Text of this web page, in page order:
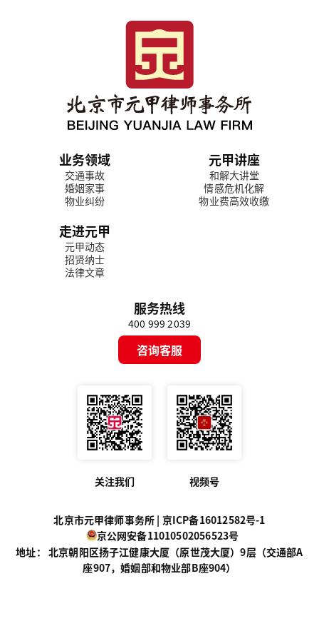
业务领域
交通事故
婚姻家事
物业纠纷
元甲讲座
和解大讲堂
情感危机化解
物业费高效收缴
走进元甲
元甲动态
招贤纳士
法律文章
服务热线
400 999 2039
咨询客服
关注我们 视频号
北京市元甲律师事务所 | 京ICP备16012582号-1
京公网安备11010502056523号
地址： 北京朝阳区扬子江健康大厦（原世茂大厦）9层（交通部A
座907，婚姻部和物业部B座904）